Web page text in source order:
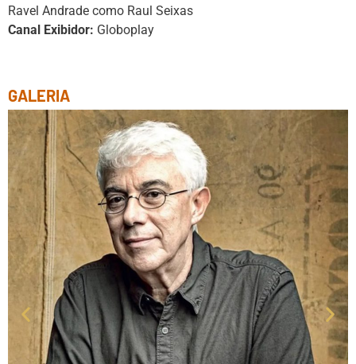
Ravel Andrade como Raul Seixas
Canal Exibidor: Globoplay
GALERIA